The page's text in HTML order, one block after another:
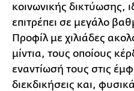
κοινωνικής δικτύωσης,
επιτρέπει σε μεγάλο
Προφίλ με χιλιάδες
μίντια, τους οποίους
εναντίωσή τους στις
διεκδικήσεις και,